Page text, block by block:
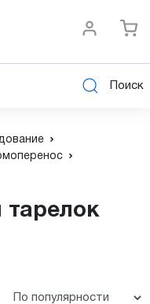
Поиск
тарелок